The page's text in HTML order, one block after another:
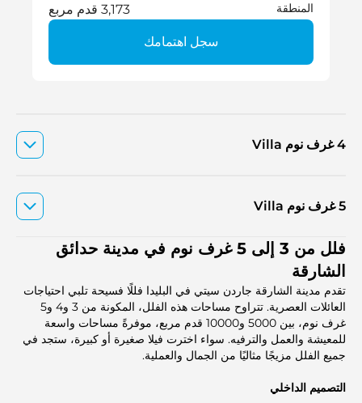
المنطقة 3,173 قدم مربع
سجل اهتمامك
4 غرف نوم Villa
5 غرف نوم Villa
فلل من 3 إلى 5 غرف نوم في مدينة حدائق
الشارقة
تقدم مدينة الشارقة جاردن سيتي في البليدا فللًا فسيحة تلبي احتياجات
العائلات العصرية. تتراوح مساحات هذه الفلل، المكونة من 3 و4 و5
غرف نوم، بين 5000 و10000 قدم مربع، موفرةً مساحات واسعة
للمعيشة والعمل والترفيه. سواء اخترت فيلا صغيرة أو كبيرة، ستجد في
جميع الفلل مزيجًا مثاليًا من الجمال والعملية.
التصميم الداخلي